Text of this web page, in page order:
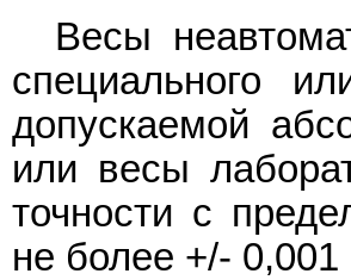
Весы
специального
допускаемой
или весы
точности с
не более +/- 0,001